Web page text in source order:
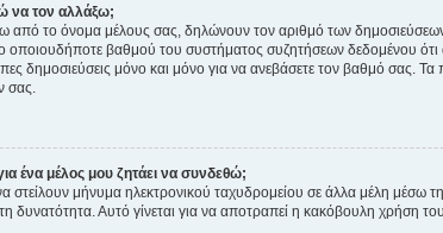
να τον αλλάξω;
από το όνομα μέλους σας, δηλώνουν τον αριθμό των
οποιουδήποτε βαθμού του συστήματος συζητήσεων δεδομένου
δημοσιεύσεις μόνο και μόνο για να ανεβάσετε τον βαθμό σας.
σας.
ένα μέλος μου ζητάει να συνδεθώ;
στείλουν μήνυμα ηλεκτρονικού ταχυδρομείου σε άλλα μέλη
τη δυνατότητα. Αυτό γίνεται για να αποτραπεί η κακόβουλη